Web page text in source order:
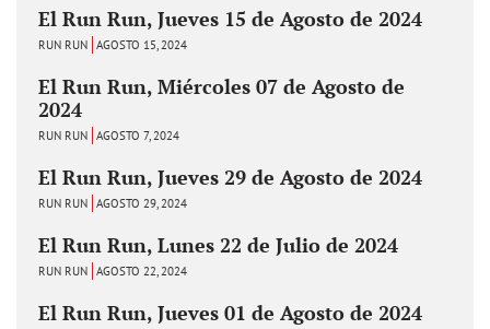
El Run Run, Jueves 15 de Agosto de 2024
RUN RUN AGOSTO 15, 2024
El Run Run, Miércoles 07 de Agosto de
2024
RUN RUN AGOSTO 7, 2024
El Run Run, Jueves 29 de Agosto de 2024
RUN RUN AGOSTO 29, 2024
El Run Run, Lunes 22 de Julio de 2024
RUN RUN AGOSTO 22, 2024
El Run Run, Jueves 01 de Agosto de 2024